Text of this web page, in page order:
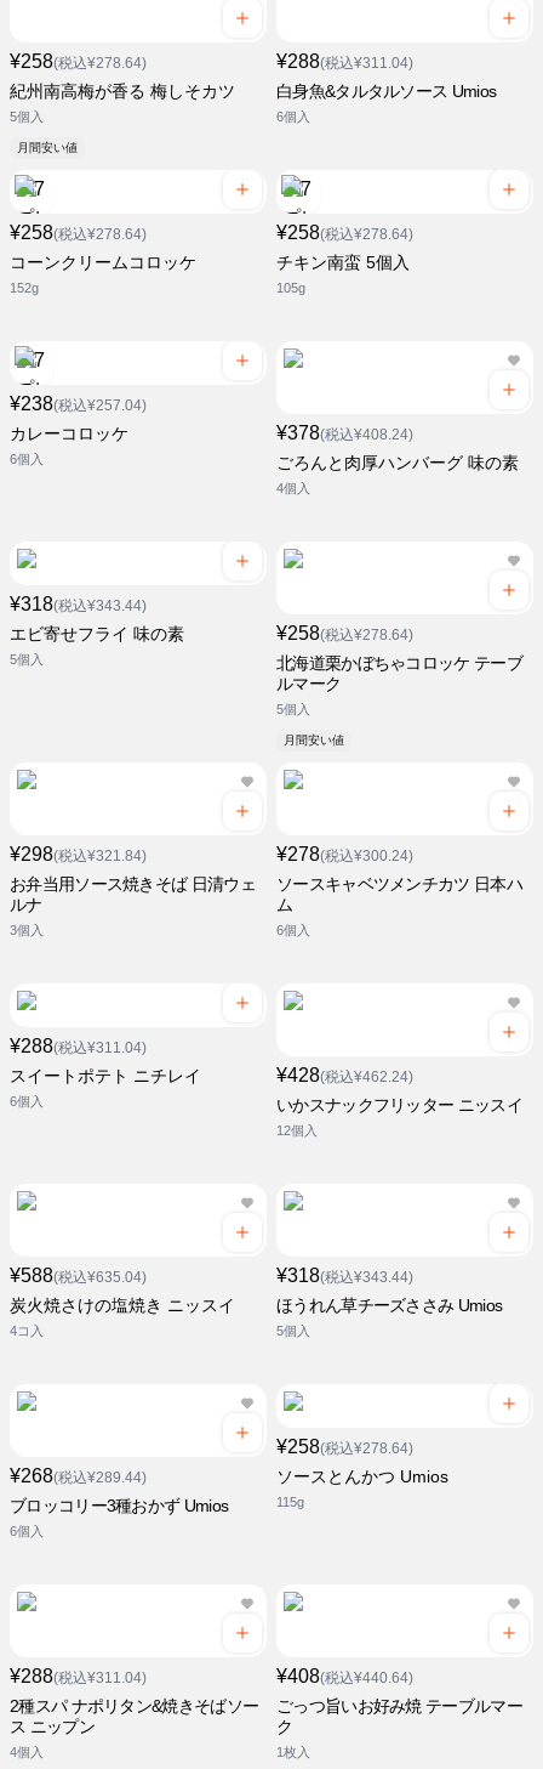
¥258(税込¥278.64)
紀州南高梅が香る 梅しそカツ
5個入
月間安い値
¥288(税込¥311.04)
白身魚&タルタルソース Umios
6個入
¥258(税込¥278.64)
コーンクリームコロッケ
152g
¥258(税込¥278.64)
チキン南蛮 5個入
105g
¥238(税込¥257.04)
カレーコロッケ
6個入
¥378(税込¥408.24)
ごろんと肉厚ハンバーグ 味の素
4個入
¥318(税込¥343.44)
エビ寄せフライ 味の素
5個入
¥258(税込¥278.64)
北海道栗かぼちゃコロッケ テーブ
ルマーク
5個入
月間安い値
¥298(税込¥321.84)
お弁当用ソース焼きそば 日清ウェ
ルナ
3個入
¥278(税込¥300.24)
ソースキャベツメンチカツ 日本ハ
ム
6個入
¥288(税込¥311.04)
スイートポテト ニチレイ
6個入
¥428(税込¥462.24)
いかスナックフリッター ニッスイ
12個入
¥588(税込¥635.04)
炭火焼さけの塩焼き ニッスイ
4コ入
¥318(税込¥343.44)
ほうれん草チーズささみ Umios
5個入
¥268(税込¥289.44)
ブロッコリー3種おかず Umios
6個入
¥258(税込¥278.64)
ソースとんかつ Umios
115g
¥288(税込¥311.04)
2種スパ ナポリタン&焼きそばソー
ス ニップン
4個入
¥408(税込¥440.64)
ごっつ旨いお好み焼 テーブルマー
ク
1枚入